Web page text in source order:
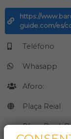
https://
guide.com/es/
Teléfono
Whasapp
Aforo:
Plaça Reial
Plaça Reial,
Barcelona